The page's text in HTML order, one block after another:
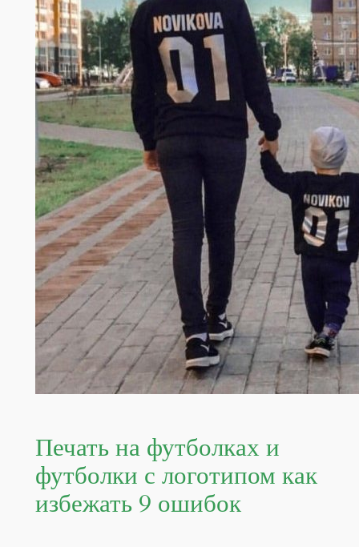
Печать на футболках и
футболки с логотипом как
избежать 9 ошибок